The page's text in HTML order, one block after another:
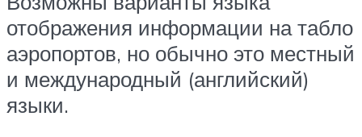
отображения информации на табло
аэропортов, но обычно это местный
и международный (английский)
языки.